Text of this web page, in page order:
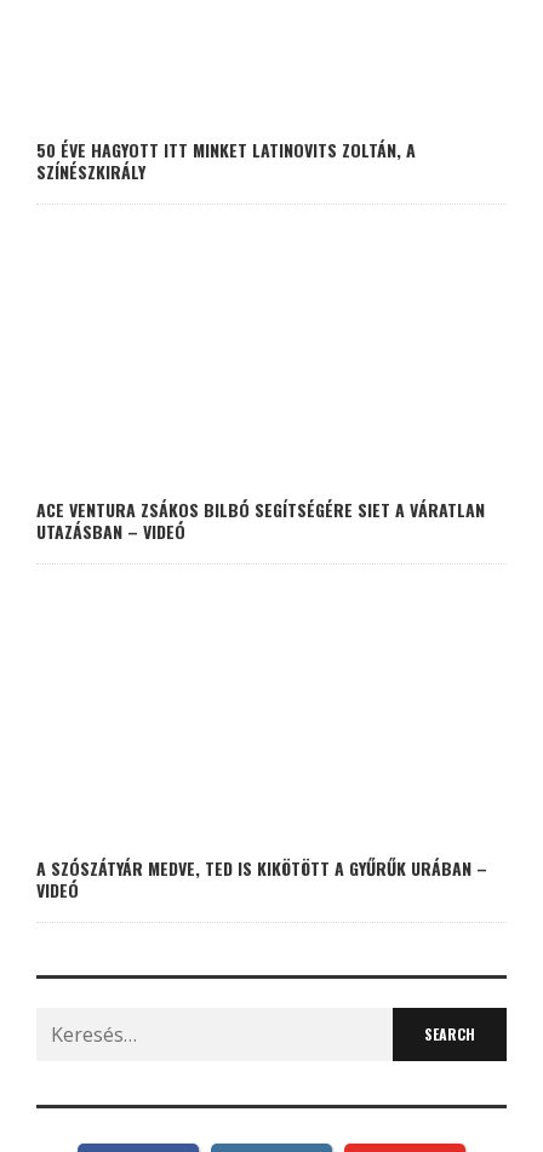
50 ÉVE HAGYOTT ITT MINKET LATINOVITS ZOLTÁN, A
SZÍNÉSZKIRÁLY
ACE VENTURA ZSÁKOS BILBÓ SEGÍTSÉGÉRE SIET A VÁRATLAN
UTAZÁSBAN – VIDEÓ
A SZÓSZÁTYÁR MEDVE, TED IS KIKÖTÖTT A GYŰRŰK URÁBAN –
VIDEÓ
Search
for: